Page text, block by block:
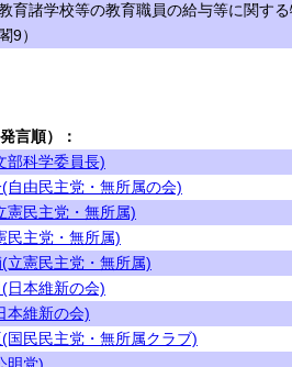
育諸学校等の教育職員の給与等に関す
9）
言順）：
部科学委員長)
自由民主党・無所属の会)
憲民主党・無所属)
民主党・無所属)
立憲民主党・無所属)
日本維新の会)
本維新の会)
国民民主党・無所属クラブ)